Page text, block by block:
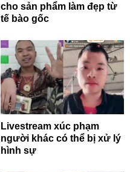
cho sản phẩm làm đẹp từ
tế bào gốc
Livestream xúc phạm
người khác có thể bị xử lý
hình sự